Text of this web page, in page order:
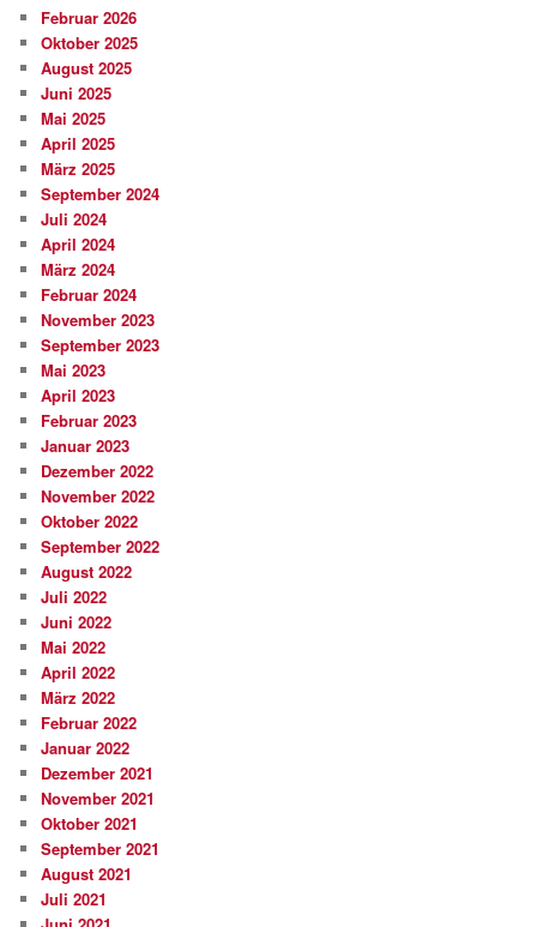
Februar 2026
Oktober 2025
August 2025
Juni 2025
Mai 2025
April 2025
März 2025
September 2024
Juli 2024
April 2024
März 2024
Februar 2024
November 2023
September 2023
Mai 2023
April 2023
Februar 2023
Januar 2023
Dezember 2022
November 2022
Oktober 2022
September 2022
August 2022
Juli 2022
Juni 2022
Mai 2022
April 2022
März 2022
Februar 2022
Januar 2022
Dezember 2021
November 2021
Oktober 2021
September 2021
August 2021
Juli 2021